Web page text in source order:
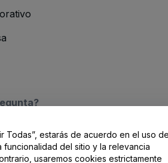
/ Contacto
Todas”, estarás de acuerdo en el uso
funcionalidad del sitio y la relevancia
usaremos cookies estrictamente